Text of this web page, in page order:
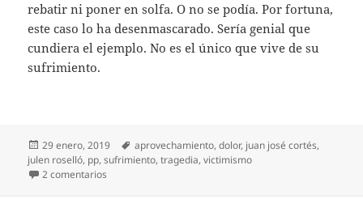
rebatir ni poner en solfa. O no se podía. Por fortuna,
este caso lo ha desenmascarado. Sería genial que
cundiera el ejemplo. No es el único que vive de su
sufrimiento.
Publicado
el
29 enero, 2019 Etiquetas
aprovechamiento,dolor, juan josé cortés,
julen roselló, pp,sufrimiento,tragedia,victimismo
2 comentarios